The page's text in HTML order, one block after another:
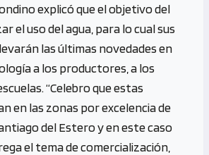
explicó que el objetivo del
el uso del agua, para lo cual sus
las últimas novedades en
a los productores, a los
“Celebro que estas
en las zonas por excelencia de
del Estero y en este caso
el tema de comercialización,